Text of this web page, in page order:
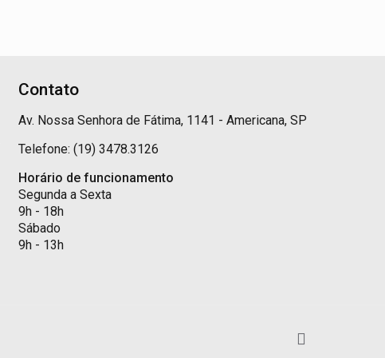
Contato
Av. Nossa Senhora de Fátima, 1141 - Americana, SP
Telefone: (19) 3478.3126
Horário de funcionamento
Segunda a Sexta
9h - 18h
Sábado
9h - 13h